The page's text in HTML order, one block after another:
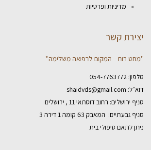
מדיניות ופרטיות
יצירת קשר
"מחט רוח – המקום לרפואה משלימה"
טלפון: 054-7763772
דוא״ל: shaidvds@gmail.com
סניף ירושלים: רחוב דוסתאי 11 , ירושלים
סניף גבעתיים: המאבק 63 קומה 1 דירה 3
ניתן לתאם טיפולי בית